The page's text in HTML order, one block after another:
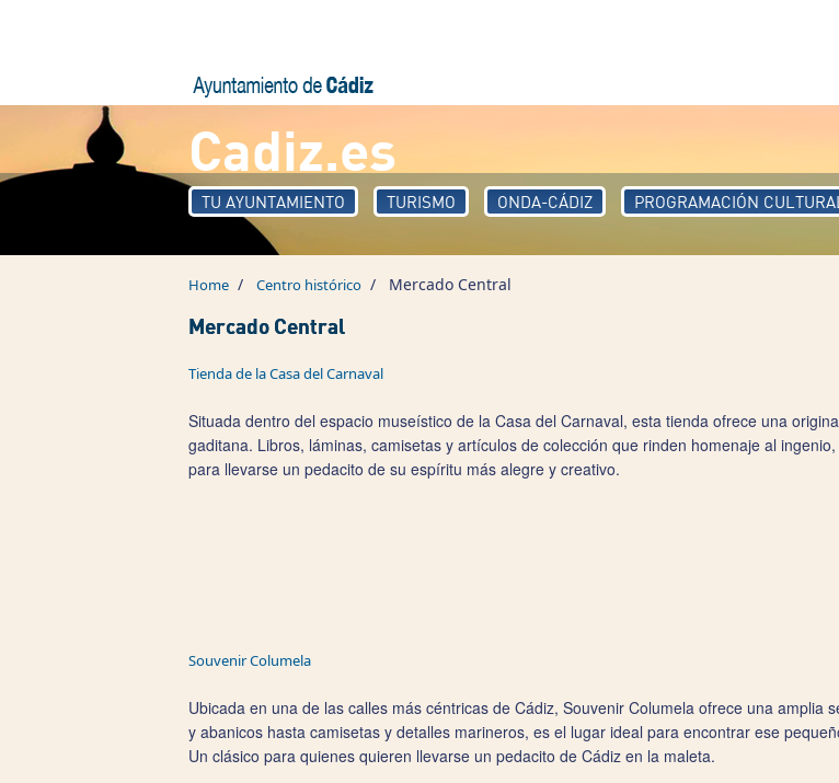
Cadiz.es
TU AYUNTAMIENTO TURISMO ONDA-CÁDIZ PROGRAMACIÓN CULTURAL
Home / Centro histórico / Mercado Central
Mercado Central
Tienda de la Casa del Carnaval
Situada dentro del espacio museístico de la Casa del Carnaval, esta tienda ofrece una
gaditana. Libros, láminas, camisetas y artículos de colección que rinden homenaje al
para llevarse un pedacito de su espíritu más alegre y creativo.
Souvenir Columela
Ubicada en una de las calles más céntricas de Cádiz, Souvenir Columela ofrece una
y abanicos hasta camisetas y detalles marineros, es el lugar ideal para encontrar ese
Un clásico para quienes quieren llevarse un pedacito de Cádiz en la maleta.